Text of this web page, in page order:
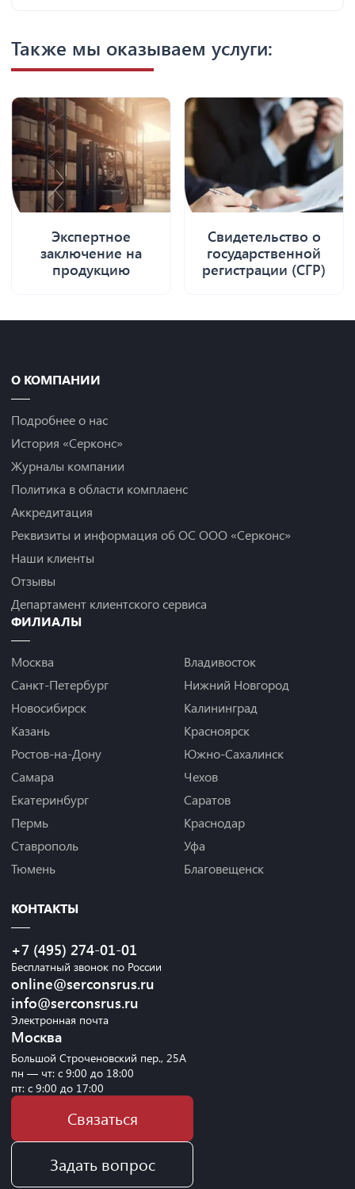
Также мы оказываем услуги:
Экспертное
заключение на
продукцию
Свидетельство о
государственной
регистрации (СГР)
О КОМПАНИИ
Подробнее о нас
История «Серконс»
Журналы компании
Политика в области комплаенс
Аккредитация
Реквизиты и информация об ОС ООО «Серконс»
Наши клиенты
Отзывы
Департамент клиентского сервиса
ФИЛИАЛЫ
Москва
Санкт-Петербург
Новосибирск
Казань
Ростов-на-Дону
Самара
Екатеринбург
Пермь
Ставрополь
Тюмень
Владивосток
Нижний Новгород
Калининград
Красноярск
Южно-Сахалинск
Чехов
Саратов
Краснодар
Уфа
Благовещенск
КОНТАКТЫ
+7 (495) 274-01-01
Бесплатный звонок по России
online@serconsrus.ru
info@serconsrus.ru
Электронная почта
Москва
Большой Строченовский пер., 25А
пн — чт: с 9:00 до 18:00
пт: с 9:00 до 17:00
Связаться
Задать вопрос